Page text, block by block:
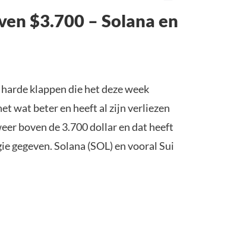
$3.700 – Solana en
klappen die het deze week
wat beter en heeft al zijn verliezen
boven de 3.700 dollar en dat heeft
gegeven. Solana (SOL) en vooral Sui